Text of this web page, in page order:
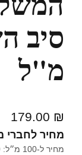
מ"ל
179.00 ₪
מחיר לחברי
מחיר ל-100 מ״ל: